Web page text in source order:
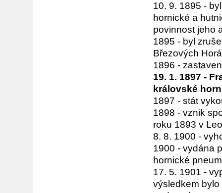
10. 9. 1895 -
hornické a
povinnost jeho
1895 - byl
Březových
1896 -
19. 1. 1897 -
královské
1897 - stát
1898 - vznik
roku 1893 v
8. 8. 1900 -
1900 - vydána
hornické
17. 5. 1901 -
výsledkem